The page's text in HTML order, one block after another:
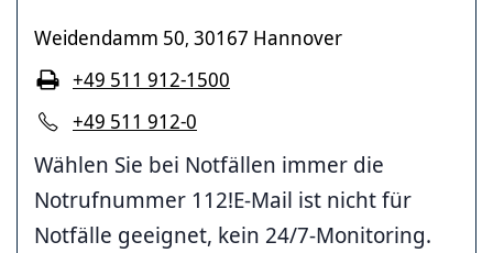
Weidendamm 50, 30167 Hannover
+49 511 912-0
+49 511 912-1500
Wählen Sie bei Notfällen immer die
Notrufnummer 112!E-Mail ist nicht für
Notfälle geeignet, kein 24/7-Monitoring.